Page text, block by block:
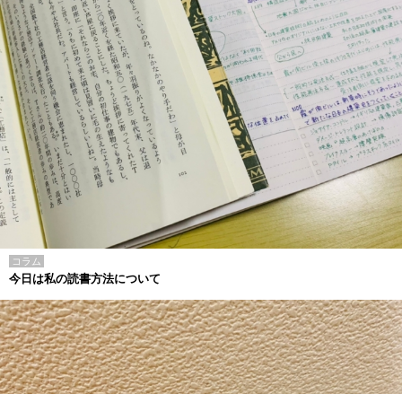
コラム
今日は私の読書方法について